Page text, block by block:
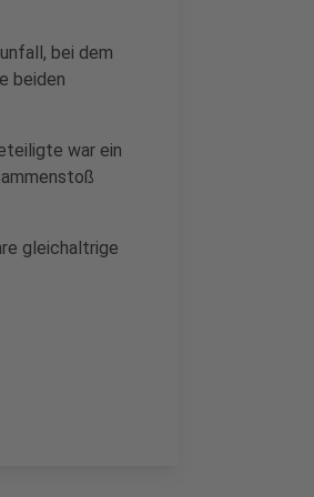
bei dem
beiden
war ein
gleichaltrige